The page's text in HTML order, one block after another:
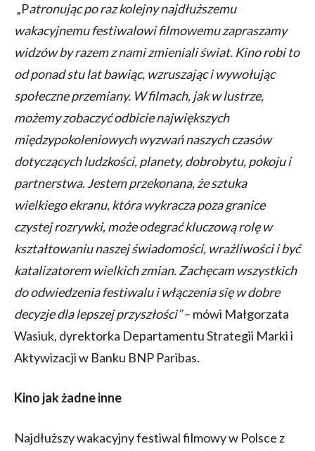
„Patronując po raz kolejny najdłuższemu
wakacyjnemu festiwalowi filmowemu zapraszamy
widzów by razem z nami zmieniali świat. Kino robi to
od ponad stu lat bawiąc, wzruszając i wywołując
społeczne przemiany. W filmach, jak w lustrze,
możemy zobaczyć odbicie największych
międzypokoleniowych wyzwań naszych czasów
dotyczących ludzkości, planety, dobrobytu, pokoju i
partnerstwa. Jestem przekonana, że sztuka
wielkiego ekranu, która wykracza poza granice
czystej rozrywki, może odegrać kluczową rolę w
kształtowaniu naszej świadomości, wrażliwości i być
katalizatorem wielkich zmian. Zachęcam wszystkich
do odwiedzenia festiwalu i włączenia się w dobre
decyzje dla lepszej przyszłości”– mówi Małgorzata
Wasiuk, dyrektorka Departamentu Strategii Marki i
Aktywizacji w Banku BNP Paribas.
Kino jak żadne inne
Najdłuższy wakacyjny festiwal filmowy w Polsce z